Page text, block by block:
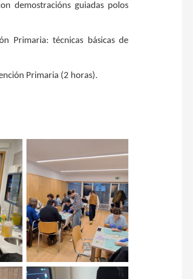
demostracións guiadas polos
Primaria: técnicas básicas de
Primaria (2 horas).